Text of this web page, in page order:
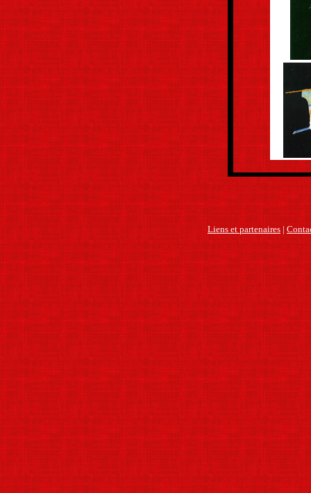
Liens et partenaires |